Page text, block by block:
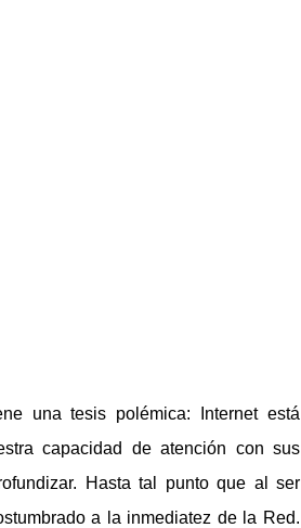
una tesis polémica: Internet está
capacidad de atención con sus
Hasta tal punto que al ser
a la inmediatez de la Red.